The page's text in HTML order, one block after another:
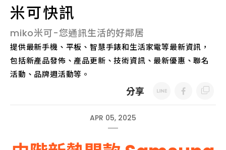
挑戰市場新低價-iphone/三星..每日最新價格行情 >>> 點我立即
洽詢
米可快訊
miko米可-您通訊生活的好鄰居
提供最新手機、平板、智慧手錶和生活家電等最新資訊，
包括新產品發佈、產品更新、技術資訊、最新優惠、聯名
活動、品牌週活動等。
分享
APR 05, 2025